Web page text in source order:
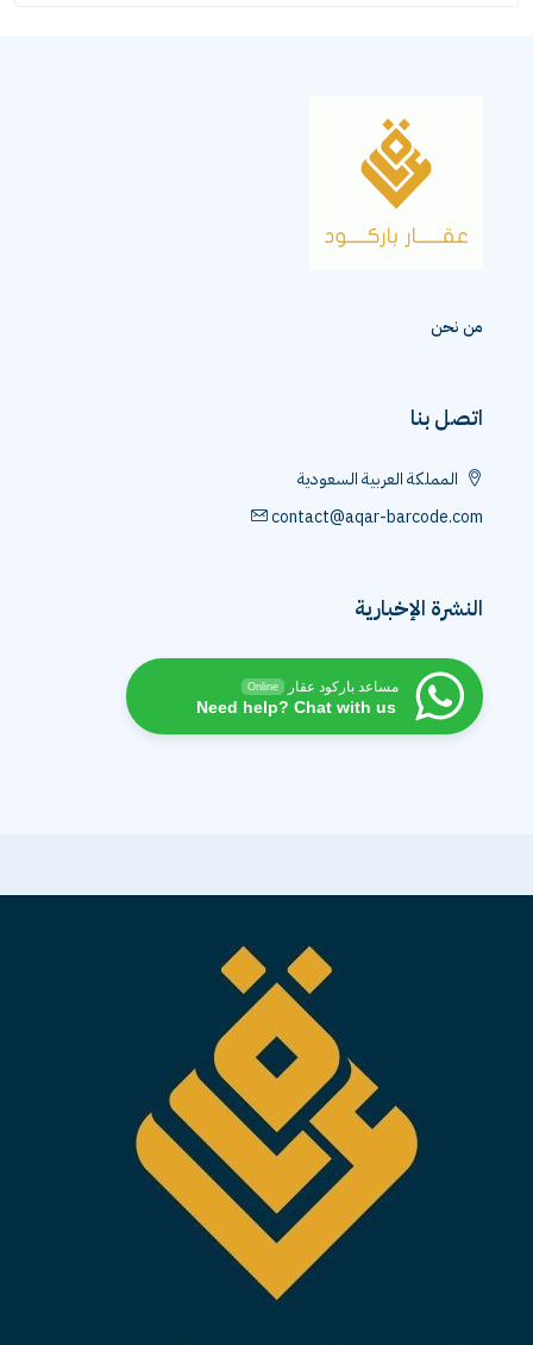
من نحن
اتصل بنا
المملكة العربية السعودية
contact@aqar-barcode.com
النشرة الإخبارية
مساعد باركود عقار Online
Need help? Chat with us